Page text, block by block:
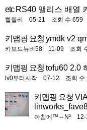
etc RS40 앨리스 배열
쁼릴리 05-21 조회 수 659
키맵핑 요청 ymdk v2
키보드뉴비58 11-09 조회
키맵핑 요청 tofu60 2.0
lv0부터시작 07-12 조회 수
키맵핑 요청
아침에™⇔N²